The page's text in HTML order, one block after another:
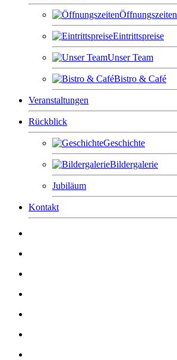
Öffnungszeiten
Eintrittspreise
Unser Team
Bistro & Café
Veranstaltungen
Rückblick
Geschichte
Bildergalerie
Jubiläum
Kontakt